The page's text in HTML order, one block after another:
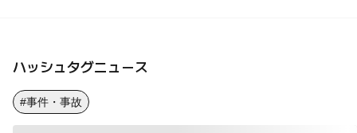
ハッシュタグニュース
#事件・事故